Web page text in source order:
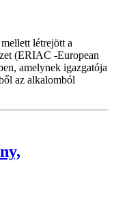
létrejött a
(ERIAC -European
amelynek igazgatója
az alkalomból